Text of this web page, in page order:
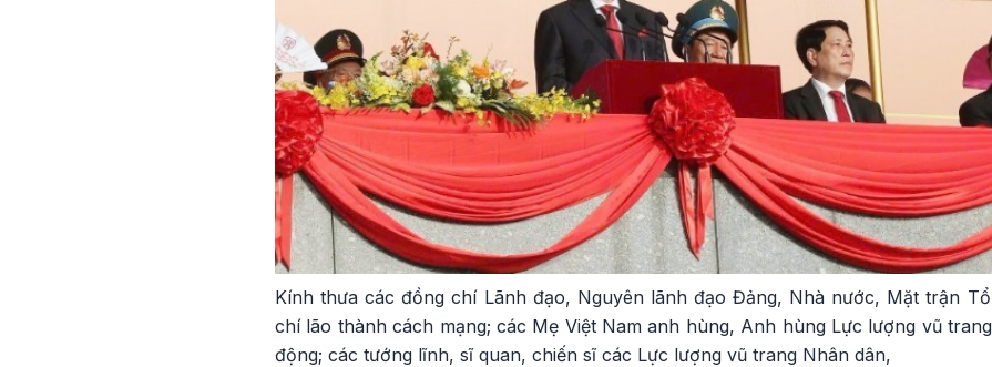
Kính thưa các đồng chí Lãnh đạo, Nguyên lãnh đạo Đảng, Nhà nước, Mặt trận
chí lão thành cách mạng; các Mẹ Việt Nam anh hùng, Anh hùng Lực lượng vũ
động; các tướng lĩnh, sĩ quan, chiến sĩ các Lực lượng vũ trang Nhân dân,